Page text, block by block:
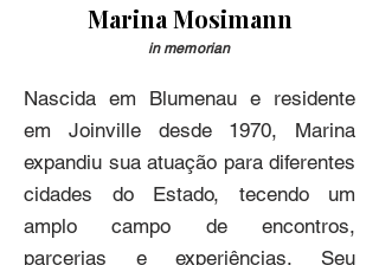
Marina Mosimann
in memorian
Nascida em Blumenau e residente
em Joinville desde 1970, Marina
expandiu sua atuação para diferentes
cidades do Estado, tecendo um
amplo campo de encontros,
parcerias e experiências. Seu